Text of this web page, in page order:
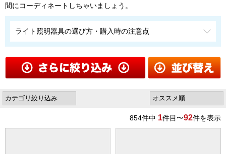
間にコーディネートしちゃいましょう。
ライト照明器具の選び方・購入時の注意点
854件中 1件目〜92件を表示